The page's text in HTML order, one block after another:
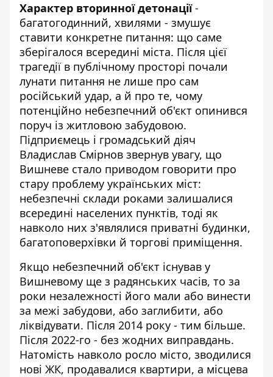
Характер вторинної детонації-
багатогодинний, хвилями - змушує
ставити конкретне питання: що саме
зберігалося всередині міста. Після цієї
трагедії в публічному просторі почали
лунати питання не лише про сам
російський удар, а й про те, чому
потенційно небезпечний об'єкт опинився
поруч із житловою забудовою.
Підприємець і громадський діяч
Владислав Смірнов звернув увагу, що
Вишневе стало приводом говорити про
стару проблему українських міст:
небезпечні склади роками залишалися
всередині населених пунктів, тоді як
навколо них з'являлися приватні будинки,
багатоповерхівки й торгові приміщення.
Якщо небезпечний об'єкт існував у
Вишневому ще з радянських часів, то за
роки незалежності його мали або винести
за межі забудови, або заглибити, або
ліквідувати. Після 2014 року - тим більше.
Після 2022-го - без жодних виправдань.
Натомість навколо росло місто, зводилися
нові ЖК, продавалися квартири, а місцева